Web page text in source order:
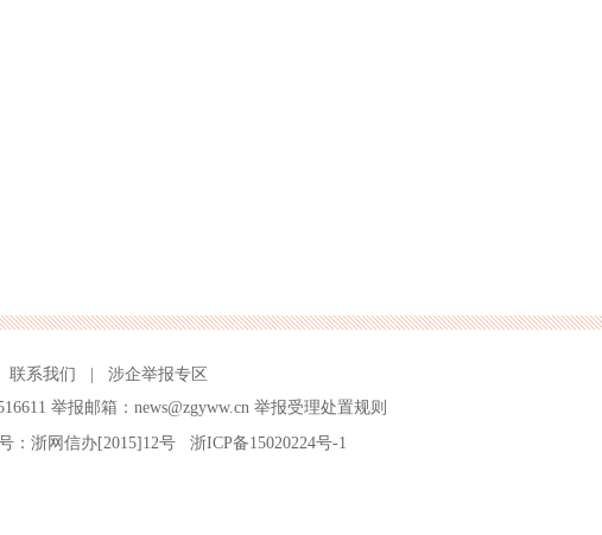
联系我们
涉企举报专区
举报邮箱：news@zgyww.cn 举报受理处置规则
：浙网信办[2015]12号 浙ICP备15020224号-1